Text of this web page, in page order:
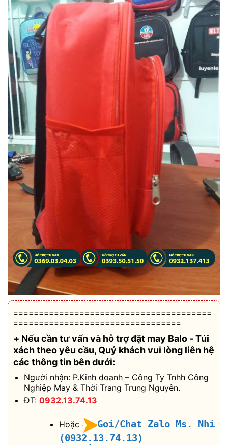
=======================================
=================================
+ Nếu cần tư vấn và hỗ trợđặt may Balo - Túi
xách theo yêu cầu, Quý khách vui lòng liên hệ
các thông tin bên dưới:
Người nhận: P.Kinh doanh – Công Ty Tnhh Công
Nghiệp May & Thời Trang Trung Nguyên.
ĐT: 0932.13.74.13
Hoặc
Goi/Chat Zalo Ms. Nhi
(0932.13.74.13)